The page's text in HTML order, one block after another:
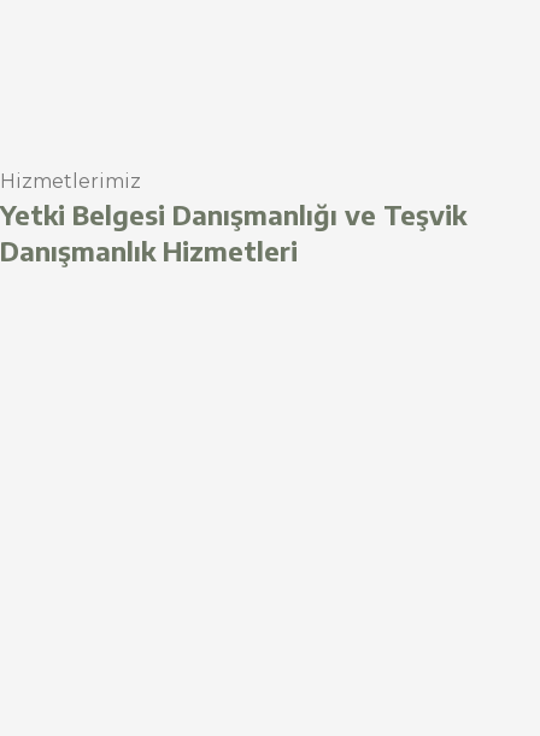
Hizmetlerimiz
Yetki Belgesi Danışmanlığı ve Teşvik
Danışmanlık Hizmetleri